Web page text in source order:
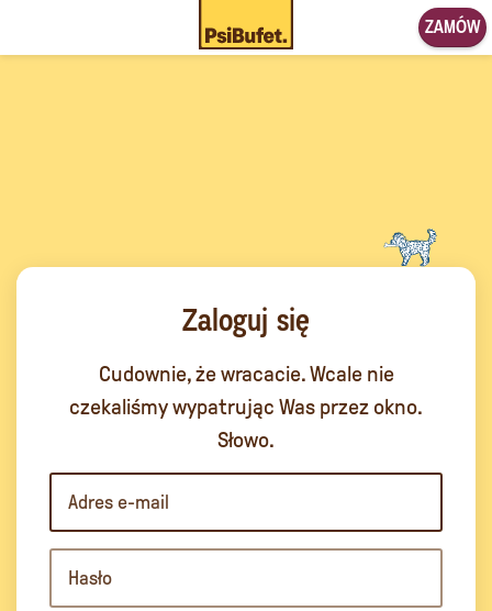
ZAMÓW
Zaloguj się
Cudownie, że wracacie. Wcale nie
czekaliśmy wypatrując Was przez okno.
Słowo.